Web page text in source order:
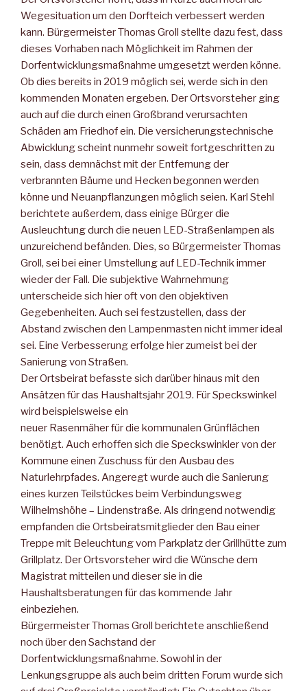
Wegesituation um den Dorfteich verbessert werden
kann. Bürgermeister Thomas Groll stellte dazu fest, dass
dieses Vorhaben nach Möglichkeit im Rahmen der
Dorfentwicklungsmaßnahme umgesetzt werden könne.
Ob dies bereits in 2019 möglich sei, werde sich in den
kommenden Monaten ergeben. Der Ortsvorsteher ging
auch auf die durch einen Großbrand verursachten
Schäden am Friedhof ein. Die versicherungstechnische
Abwicklung scheint nunmehr soweit fortgeschritten zu
sein, dass demnächst mit der Entfernung der
verbrannten Bäume und Hecken begonnen werden
könne und Neuanpflanzungen möglich seien. Karl Stehl
berichtete außerdem, dass einige Bürger die
Ausleuchtung durch die neuen LED-Straßenlampen als
unzureichend befänden. Dies, so Bürgermeister Thomas
Groll, sei bei einer Umstellung auf LED-Technik immer
wieder der Fall. Die subjektive Wahrnehmung
unterscheide sich hier oft von den objektiven
Gegebenheiten. Auch sei festzustellen, dass der
Abstand zwischen den Lampenmasten nicht immer ideal
sei. Eine Verbesserung erfolge hier zumeist bei der
Sanierung von Straßen.
Der Ortsbeirat befasste sich darüber hinaus mit den
Ansätzen für das Haushaltsjahr 2019. Für Speckswinkel
wird beispielsweise ein
neuer Rasenmäher für die kommunalen Grünflächen
benötigt. Auch erhoffen sich die Speckswinkler von der
Kommune einen Zuschuss für den Ausbau des
Naturlehrpfades. Angeregt wurde auch die Sanierung
eines kurzen Teilstückes beim Verbindungsweg
Wilhelmshöhe – Lindenstraße. Als dringend notwendig
empfanden die Ortsbeiratsmitglieder den Bau einer
Treppe mit Beleuchtung vom Parkplatz der Grillhütte zum
Grillplatz. Der Ortsvorsteher wird die Wünsche dem
Magistrat mitteilen und dieser sie in die
Haushaltsberatungen für das kommende Jahr
einbeziehen.
Bürgermeister Thomas Groll berichtete anschließend
noch über den Sachstand der
Dorfentwicklungsmaßnahme. Sowohl in der
Lenkungsgruppe als auch beim dritten Forum wurde sich